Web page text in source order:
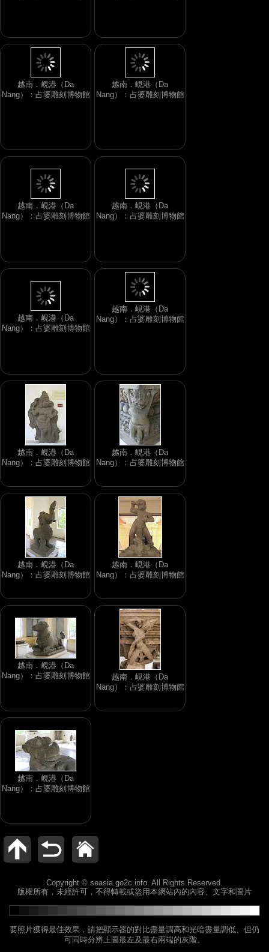
越南．峴港（Da
Nang）：占婆雕刻博物館
越南．峴港（Da
Nang）：占婆雕刻博物館
越南．峴港（Da
Nang）：占婆雕刻博物館
越南．峴港（Da
Nang）：占婆雕刻博物館
越南．峴港（Da
Nang）：占婆雕刻博物館
越南．峴港（Da
Nang）：占婆雕刻博物館
越南．峴港（Da
Nang）：占婆雕刻博物館
越南．峴港（Da
Nang）：占婆雕刻博物館
越南．峴港（Da
Nang）：占婆雕刻博物館
越南．峴港（Da
Nang）：占婆雕刻博物館
越南．峴港（Da
Nang）：占婆雕刻博物館
越南．峴港（Da
Nang）：占婆雕刻博物館
越南．峴港（Da
Nang）：占婆雕刻博物館
Copyright © seasia.go2c.info. All Rights Reserved.
版權所有，未經許可，不得轉載或盜用本網站內的內容、文字和圖片
要照片獲得最佳效果，請把顯示器的對比盡量調高和光暗盡量調低、但仍
可同時分辨上圖最左及最右兩端的灰階。